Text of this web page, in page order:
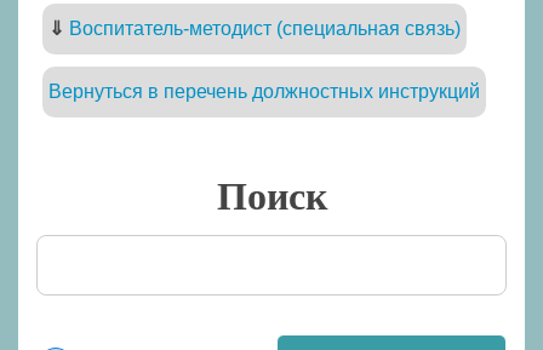
⇓ Воспитатель-методист (специальная связь)
Вернуться в перечень должностных инструкций
Поиск